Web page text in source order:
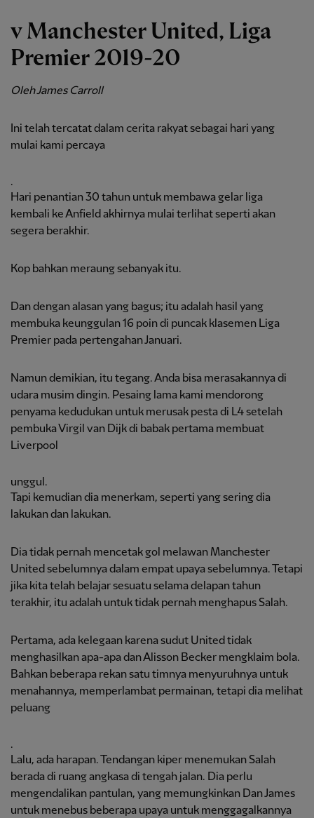
v Manchester United, Liga
Premier 2019-20
Oleh James Carroll
Ini telah tercatat dalam cerita rakyat sebagai hari yang
mulai kami percaya
.
Hari penantian 30 tahun untuk membawa gelar liga
kembali ke Anfield akhirnya mulai terlihat seperti akan
segera berakhir.
Kop bahkan meraung sebanyak itu.
Dan dengan alasan yang bagus; itu adalah hasil yang
membuka keunggulan 16 poin di puncak klasemen Liga
Premier pada pertengahan Januari.
Namun demikian, itu tegang. Anda bisa merasakannya di
udara musim dingin. Pesaing lama kami mendorong
penyama kedudukan untuk merusak pesta di L4 setelah
pembuka Virgil van Dijk di babak pertama membuat
Liverpool
unggul.
Tapi kemudian dia menerkam, seperti yang sering dia
lakukan dan lakukan.
Dia tidak pernah mencetak gol melawan Manchester
United sebelumnya dalam empat upaya sebelumnya. Tetapi
jika kita telah belajar sesuatu selama delapan tahun
terakhir, itu adalah untuk tidak pernah menghapus Salah.
Pertama, ada kelegaan karena sudut United tidak
menghasilkan apa-apa dan Alisson Becker mengklaim bola.
Bahkan beberapa rekan satu timnya menyuruhnya untuk
menahannya, memperlambat permainan, tetapi dia melihat
peluang
.
Lalu, ada harapan. Tendangan kiper menemukan Salah
berada di ruang angkasa di tengah jalan. Dia perlu
mengendalikan pantulan, yang memungkinkan Dan James
untuk menebus beberapa upaya untuk menggagalkannya